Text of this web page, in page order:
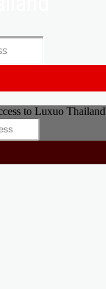
to Luxuo